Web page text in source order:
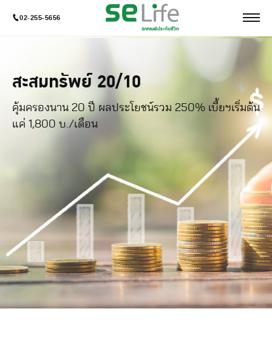
02-255-5656
สะสมทรัพย์ 20/10
คุ้มครองนาน 20 ปี ผลประโยชน์รวม 250% เบี้ยฯเริ่มต้น
แค่ 1,800 บ./เดือน